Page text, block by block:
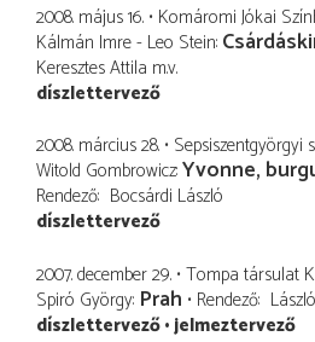
2008. május 16. Komáromi Jókai
Kálmán Imre - Leo Stein
Keresztes Attila m.v.
díszlettervező
2008. március 28. Sepsiszentgyörgyi
Witold Gombrowicz Yvonne,
Rendező Bocsárdi László
díszlettervező
2007. december 29. Tompa társulat
Spiró György Prah Rendező
díszlettervező jelmeztervező